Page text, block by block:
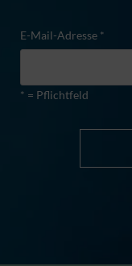
E-Mail-Adresse *
* = Pflichtfeld